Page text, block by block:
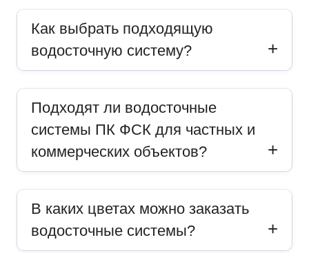
Как выбрать подходящую
водосточную систему?
Подходят ли водосточные
системы ПК ФСК для частных и
коммерческих объектов?
В каких цветах можно заказать
водосточные системы?